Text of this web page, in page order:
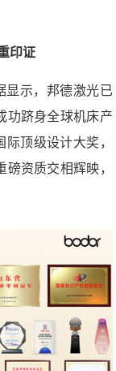
印证
显示，邦德激光已
功跻身全球机床产
顶级设计大奖，
资质交相辉映，